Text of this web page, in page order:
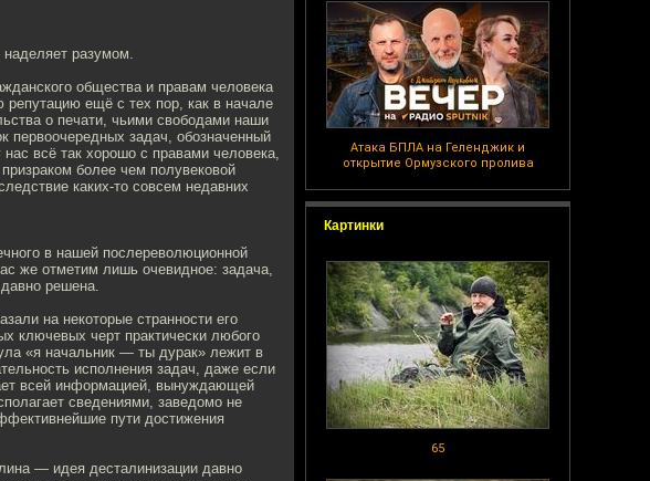
Атака БПЛА на Геленджик и
открытие Ормузского пролива
Картинки
65
наделяет разумом.
общества и правам человека
ещё с тех пор, как в начале
о печати, чьими свободами наши
первоочередных задач, обозначенный
всё так хорошо с правами человека,
более чем полувековой
каких-то совсем недавних
в нашей послереволюционной
же отметим лишь очевидное: задача,
решена.
на некоторые странности его
ключевых черт практически любого
«я начальник — ты дурак» лежит в
исполнения задач, даже если
всей информацией, вынуждающей
сведениями, заведомо не
пути достижения
— идея десталинизации давно